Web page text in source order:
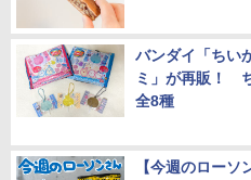
バンダイ「ちい
ミ」が再販！
全8種
【今週のロー